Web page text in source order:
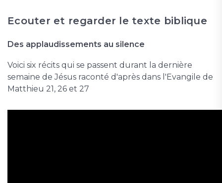
Ecouter et regarder le texte biblique
Des applaudissements au silence
Voici six récits qui se passent durant la dernière
semaine de Jésus raconté d'après dans l'Evangile de
Matthieu 21, 26 et 27